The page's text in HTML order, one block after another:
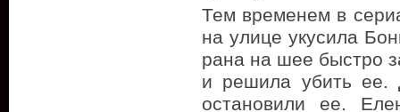
Тем временем в
на улице укусила
рана на шее быстро
и решила убить ее.
остановили ее.